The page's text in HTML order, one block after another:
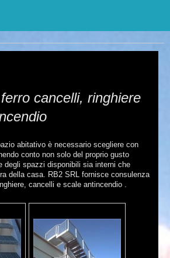
cancelli, ringhiere
abitativo è necessario scegliere con
conto non solo del proprio gusto
degli spazzi disponibili sia interni che
della casa. RB2 SRL fornisce consulenza
cancelli e scale antincendio .